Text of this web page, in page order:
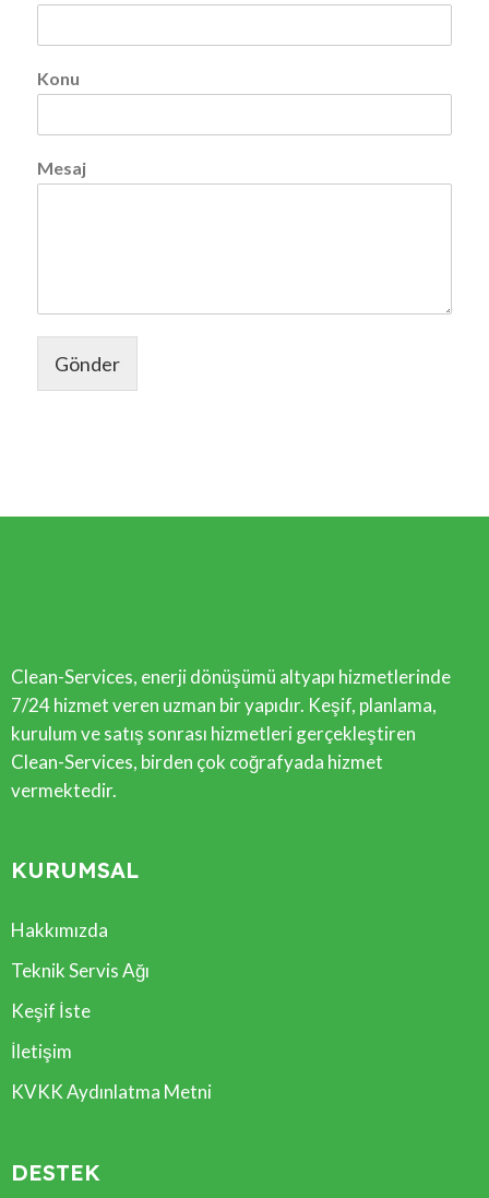
Konu
Mesaj
Gönder
Clean-Services, enerji dönüşümü altyapı hizmetlerinde
7/24 hizmet veren uzman bir yapıdır. Keşif, planlama,
kurulum ve satış sonrası hizmetleri gerçekleştiren
Clean-Services, birden çok coğrafyada hizmet
vermektedir.
KURUMSAL
Hakkımızda
Teknik Servis Ağı
Keşif İste
İletişim
KVKK Aydınlatma Metni
DESTEK